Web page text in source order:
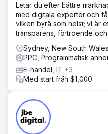
Letar du efter bättre
med digitala experter och
vilken byrå som helst; vi är
transparens, förtroende
Sydney, New South
PPC, Programmatisk
E-handel, IT +3
Med start från $1,000